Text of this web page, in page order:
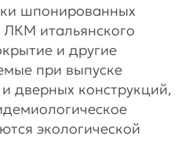
шпонированных
ЛКМ итальянского
и другие
при выпуске
дверных конструкций,
экологической